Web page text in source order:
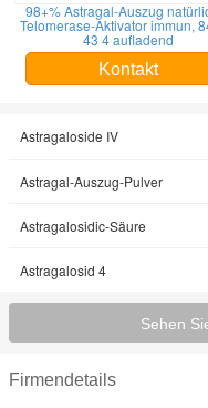
98+% Astragal-Auszug
Telomerase-Aktivator immun,
43 4 aufladend
Kontakt
Astragaloside IV
Astragal-Auszug-Pulver
Astragalosidic-Säure
Astragalosid 4
Sehen
Firmendetails